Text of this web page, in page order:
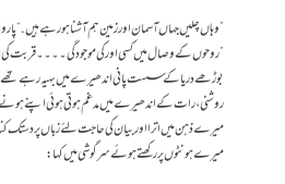
”وہاں چلیں جہاں آسمان اور زمین ہم آشنا ہو رہے ہیں.“
”روحوں کے وصال میں کسی اور کی موجودگی۔۔۔۔قربت کی
بوڑھے دریا کے سست پانی اندھیرے میں بہیہ رہے
روشنی، رات کے اندھیرے میں مدغم ہوتی ہوئی اپنے
میرے ذہن میں اترا اور بیان کی حاجت لئے زباں پر دستک
میرے ہونٹوں پر رکھتے ہوئے سرگوشی میں کہا: